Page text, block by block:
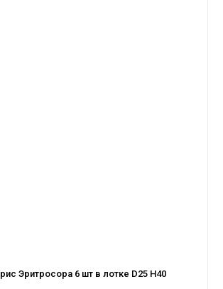
Эритросора 6 шт в лотке D25 H40